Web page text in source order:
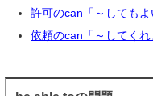
許可のcan「～してもよ
依頼のcan「～してくれ